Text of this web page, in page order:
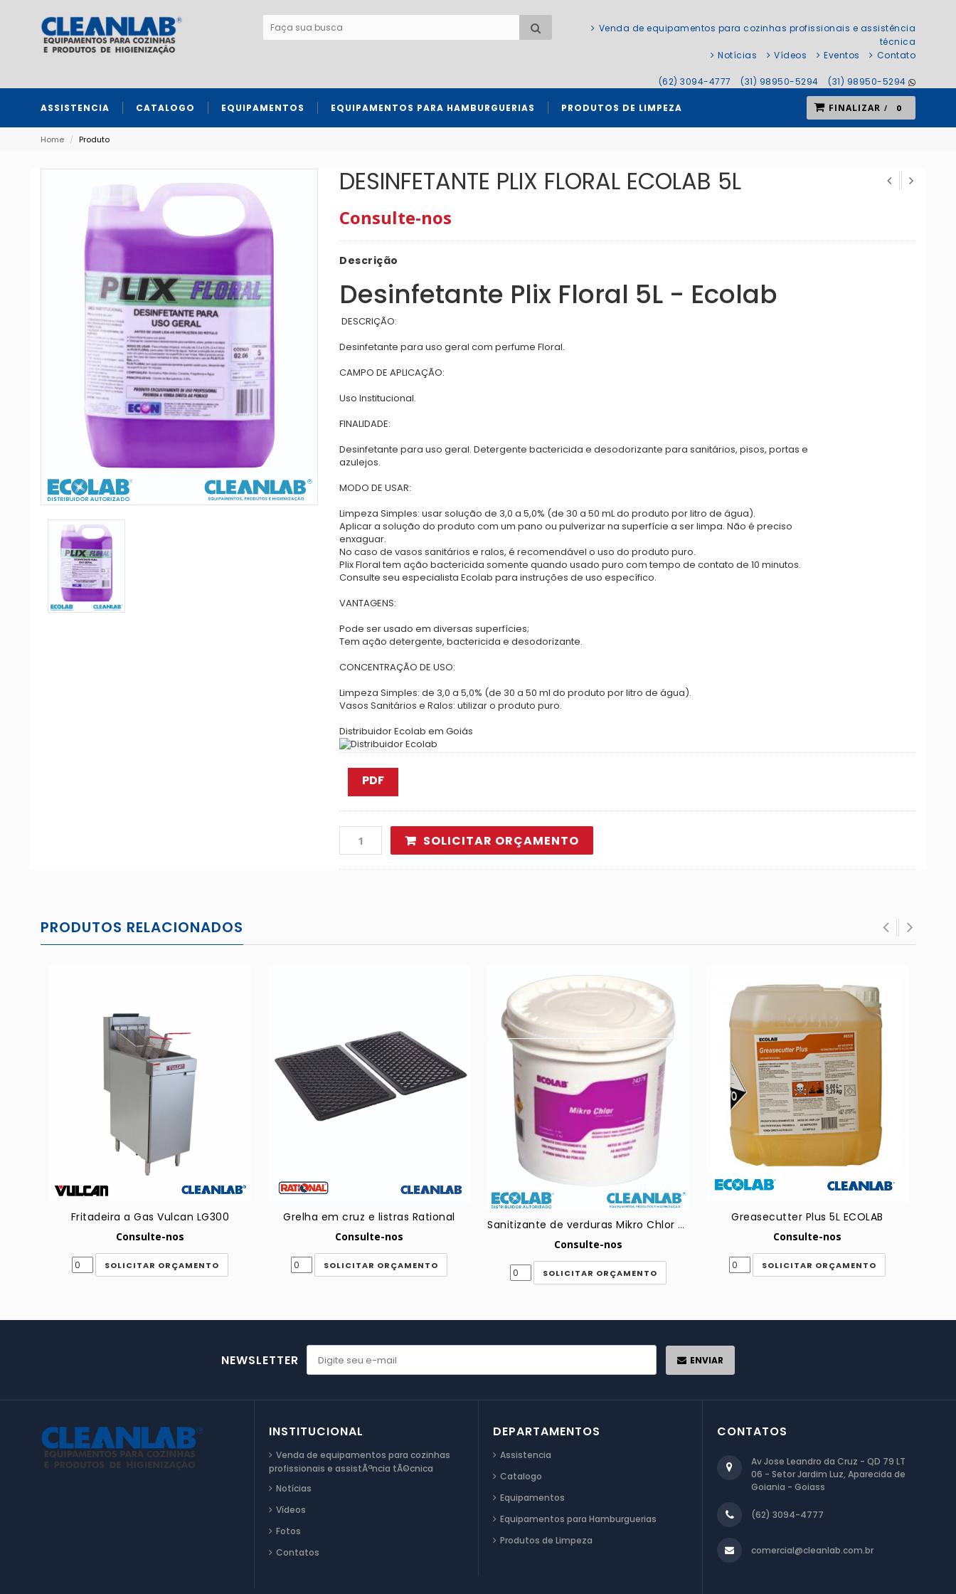
Venda de equipamentos para cozinhas profissionais e assistência
técnica
Notícias
Vídeos Eventos Contato
(62) 3094-4777 (31) 98950-5294 (31) 98950-5294
ASSISTENCIA CATALOGO EQUIPAMENTOS EQUIPAMENTOS PARA HAMBURGUERIAS PRODUTOS DE LIMPEZA FINALIZAR 0
Home / Produto
DESINFETANTE PLIX FLORAL ECOLAB 5L
Consulte-nos
Descrição
Desinfetante Plix Floral 5L - Ecolab
DESCRIÇÃO:
Desinfetante para uso geral com perfume Floral.
CAMPO DE APLICAÇÃO:
Uso Institucional.
FINALIDADE:
Desinfetante para uso geral. Detergente bactericida e desodorizante para sanitários, pisos, portas e
azulejos.
MODO DE USAR:
Limpeza Simples: usar solução de 3,0 a 5,0% (de 30 a 50 mL do produto por litro de água).
Aplicar a solução do produto com um pano ou pulverizar na superfície a ser limpa. Não é preciso
enxaguar.
No caso de vasos sanitários e ralos, é recomendável o uso do produto puro.
Plix Floral tem ação bactericida somente quando usado puro com tempo de contato de 10 minutos.
Consulte seu especialista Ecolab para instruções de uso específico.
VANTAGENS:
Pode ser usado em diversas superfícies;
Tem ação detergente, bactericida e desodorizante.
CONCENTRAÇÃO DE USO:
Limpeza Simples: de 3,0 a 5,0% (de 30 a 50 ml do produto por litro de água).
Vasos Sanitários e Ralos: utilizar o produto puro.
Distribuidor Ecolab em Goiás
PDF
SOLICITAR ORÇAMENTO
PRODUTOS RELACIONADOS
Fritadeira a Gas Vulcan LG300
Consulte-nos
SOLICITAR ORÇAMENTO
Grelha em cruz e listras Rational
Consulte-nos
SOLICITAR ORÇAMENTO
Sanitizante de verduras Mikro Chlor - Ecolab
Consulte-nos
SOLICITAR ORÇAMENTO
Greasecutter Plus 5L ECOLAB
Consulte-nos
SOLICITAR ORÇAMENTO
NEWSLETTER ENVIAR
INSTITUCIONAL
Venda de equipamentos para cozinhas
profissionais e assistÃªncia tÃ©cnica
Notícias
Vídeos
Fotos
Contatos
DEPARTAMENTOS
Assistencia
Catalogo
Equipamentos
Equipamentos para Hamburguerias
Produtos de Limpeza
CONTATOS
Av Jose Leandro da Cruz - QD 79 LT
06 - Setor Jardim Luz, Aparecida de
Goiania - Goiass
(62) 3094-4777
comercial@cleanlab.com.br